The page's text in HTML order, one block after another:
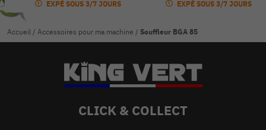
EXPÉ SOUS 3/7 JOURS EXPÉ SOUS 3/7 JOURS
Accueil / Accessoires pour ma machine / Souffleur BGA 85
CLICK & COLLECT